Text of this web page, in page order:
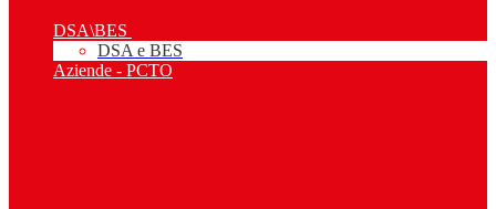
DSA\BES
DSA e BES
Aziende - PCTO